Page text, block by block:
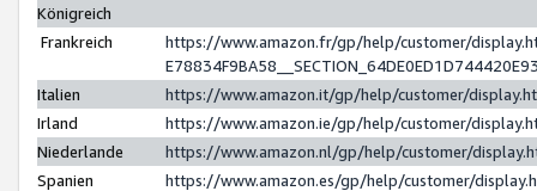
Königreich
Frankreich
https://www.amazon.fr/gp/help/customer/
Italien
https://www.amazon.it/gp/help/customer/
Irland
https://www.amazon.ie/gp/help/customer/
Niederlande
https://www.amazon.nl/gp/help/customer/
Spanien
https://www.amazon.es/gp/help/customer/